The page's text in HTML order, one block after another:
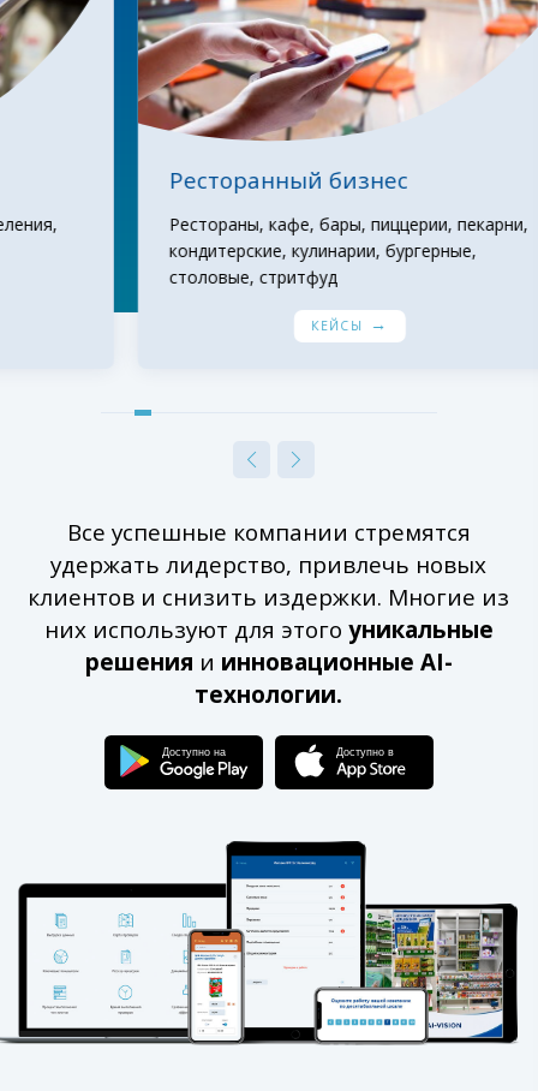
е
р
ы
м
Ресторанный бизнес
Рестораны, кафе, бары, пиццерии, пекарни,
кондитерские, кулинарии, бургерные,
столовые, стритфуд
Все успешные компании стремятся
удержать лидерство, привлечь новых
клиентов и снизить издержки. Многие из
них используют для этого уникальные
решения и инновационные AI-
технологии.